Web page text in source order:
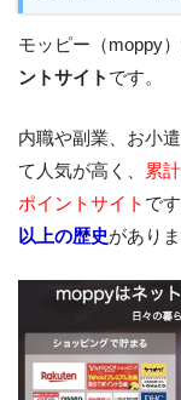
モッピー（moppy）
ントサイト です。
内職や副業、お小
て人気が高く、
累
ポイントサイト で
以上の歴史がありま